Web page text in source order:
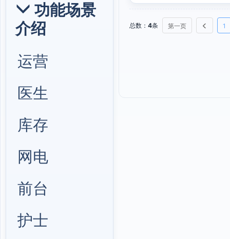
功能场景
介绍
运营
医生
库存
网电
前台
护士
总数： 4条 第一页 1